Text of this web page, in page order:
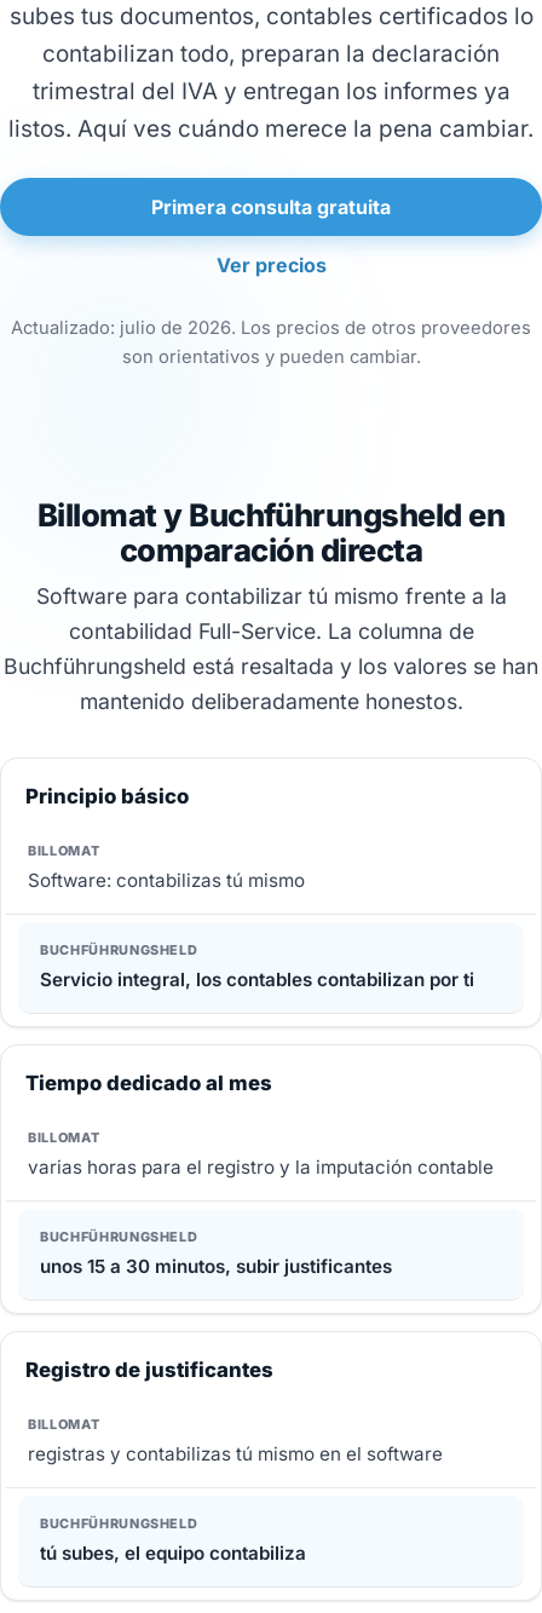
subes tus documentos, contables certificados lo
contabilizan todo, preparan la declaración
trimestral del IVA y entregan los informes ya
listos. Aquí ves cuándo merece la pena cambiar.
Primera consulta gratuita
Ver precios
Actualizado: julio de 2026. Los precios de otros proveedores
son orientativos y pueden cambiar.
Billomat y Buchführungsheld en
comparación directa
Software para contabilizar tú mismo frente a la
contabilidad Full-Service. La columna de
Buchführungsheld está resaltada y los valores se han
mantenido deliberadamente honestos.
Principio básico
Software: contabilizas tú mismo
Servicio integral, los contables contabilizan por ti
Tiempo dedicado al mes
varias horas para el registro y la imputación contable
unos 15 a 30 minutos, subir justificantes
Registro de justificantes
registras y contabilizas tú mismo en el software
tú subes, el equipo contabiliza